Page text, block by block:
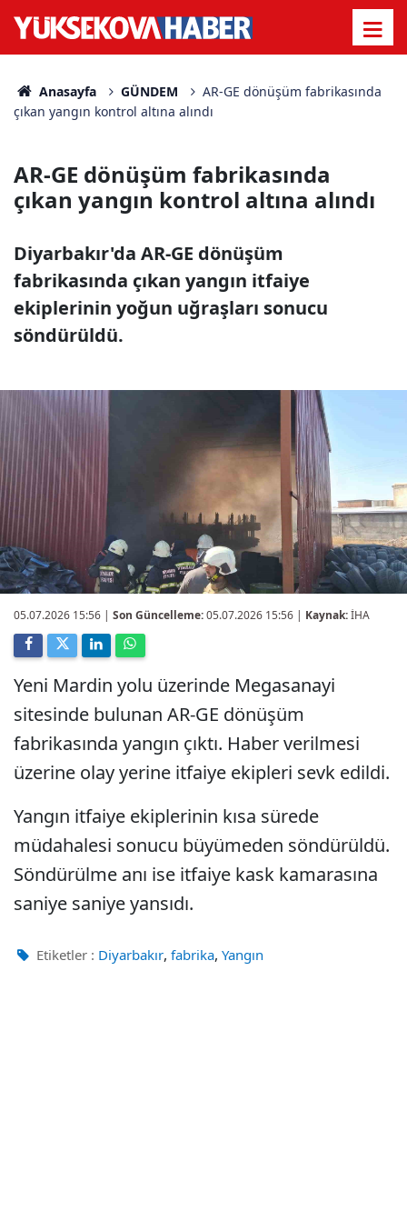
Anasayfa GÜNDEM
AR-GE dönüşüm fabrikasında
çıkan yangın kontrol altına alındı
AR-GE dönüşüm fabrikasında
çıkan yangın kontrol altına alındı
Diyarbakır'da AR-GE dönüşüm
fabrikasında çıkan yangın itfaiye
ekiplerinin yoğun uğraşları sonucu
söndürüldü.
05.07.2026 15:56 | Son Güncelleme:05.07.2026 15:56 | Kaynak:İHA
Yeni Mardin yolu üzerinde Megasanayi
sitesinde bulunan AR-GE dönüşüm
fabrikasında yangın çıktı. Haber verilmesi
üzerine olay yerine itfaiye ekipleri sevk edildi.
Yangın itfaiye ekiplerinin kısa sürede
müdahalesi sonucu büyümeden söndürüldü.
Söndürülme anı ise itfaiye kask kamarasına
saniye saniye yansıdı.
Etiketler : Diyarbakır, fabrika, Yangın